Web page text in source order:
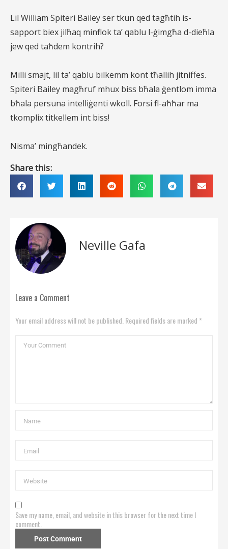
Lil William Spiteri Bailey ser tkun qed tagħtih is-
sapport biex jilħaq minflok ta’ qablu l-ġimgħa d-dieħla
jew qed taħdem kontrih?
Milli smajt, lil ta’ qablu bilkemm kont tħallih jitniffes.
Spiteri Bailey magħruf mhux biss bħala ġentlom imma
bħala persuna intelliġenti wkoll. Forsi fl-aħħar ma
tkomplix titkellem int biss!
Nisma’ mingħandek.
Share this:
Neville Gafa
Leave a Comment
Your email address will not be published. Required fields are marked *
Save my name, email, and website in this browser for the next time I
comment.